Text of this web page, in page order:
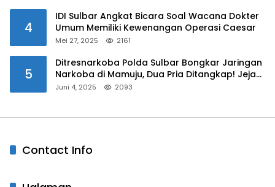
4
IDI Sulbar Angkat Bicara Soal Wacana Dokter
Umum Memiliki Kewenangan Operasi Caesar
Mei 27, 2025 2161
5
Ditresnarkoba Polda Sulbar Bongkar Jaringan
Narkoba di Mamuju, Dua Pria Ditangkap! Jejak
Juni 4, 2025 2093
Contact Info